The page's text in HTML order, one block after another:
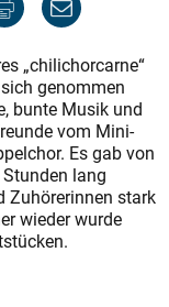
„chilichorcarne“
genommen
bunte Musik und
vom Mini-
Es gab von
lang
Zuhörerinnen stark
wieder wurde